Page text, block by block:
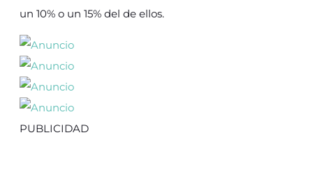
un 10% o un 15% del de ellos.
PUBLICIDAD